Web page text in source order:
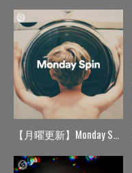
【月曜更新】Monday Spin